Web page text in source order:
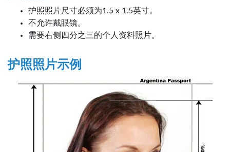
护照照片尺寸必须为1.5 x 1.5英寸。
不允许戴眼镜。
需要右侧四分之三的个人资料照片。
护照照片示例